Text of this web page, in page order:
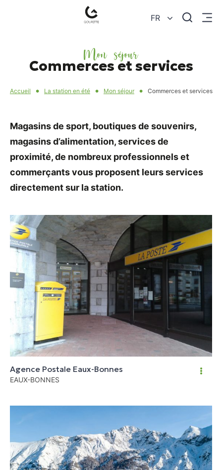
–
Pyrénées-
FR Menu
Mon séjour
Commerces et services
Accueil La station en été Mon séjour Commerces et services
Magasins de sport, boutiques de souvenirs,
magasins d’alimentation, services de
proximité, de nombreux professionnels et
commerçants vous proposent leurs services
directement sur la station.
Agence Postale Eaux-Bonnes
EAUX-BONNES